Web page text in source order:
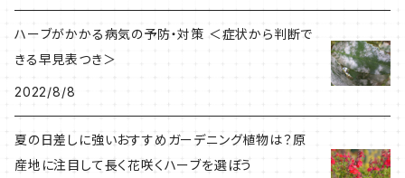
ハーブがかかる病気の予防・対策 ＜症状から判断で
きる早見表つき＞
2022/8/8
夏の日差しに強いおすすめガーデニング植物は？原
産地に注目して長く花咲くハーブを選ぼう